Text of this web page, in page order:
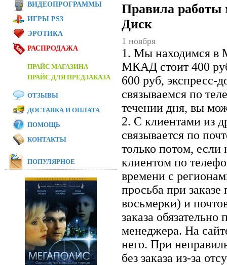
Правила работы
Диск
1 ноября
1. Мы находимся в
МКАД стоит 400
600 руб, экспресс-
связываемся по
течении дня, вы
2. С клиентами из
связывается по
только потом, если
клиентом по
времени с
просьба при
восьмерки) и
заказа
менеджера. На
него. При
без заказа из-за
ВИДЕОПРОГРАММЫ
ИГРЫ PS3
ЭРОТИКА
РАСПРОДАЖА
ПРАЙС МАГАЗИНА
ПРАЙС ДЛЯ ПРЕДЗАКАЗА
ОТЗЫВЫ
ДОСТАВКА И ОПЛАТА
ПОМОЩЬ
КОНТАКТЫ
ПОПУЛЯРНОЕ